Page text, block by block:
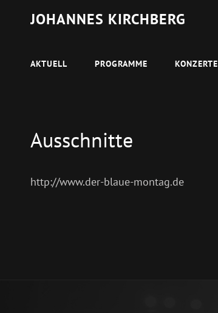
JOHANNES KIRCHBERG
AKTUELL PROGRAMME KONZERTE
Ausschnitte
http://www.der-blaue-montag.de